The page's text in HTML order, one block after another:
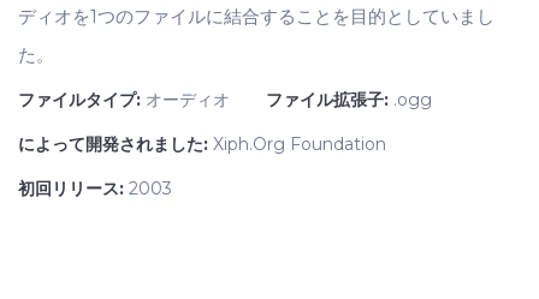
ディオを1つのファイルに結合することを目的としていまし
た。
ファイルタイプ: オーディオ ファイル拡張子: .ogg
によって開発されました: Xiph.Org Foundation
初回リリース: 2003